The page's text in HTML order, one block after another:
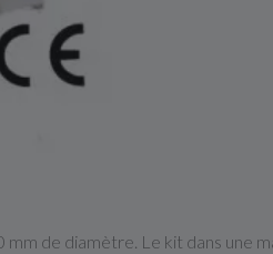
de diamètre. Le kit dans une